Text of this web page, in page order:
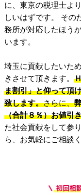
に、東京の税理士よ
しいはずです。 その
務所が対応したほう
います。
埼玉に貢献したいた
きさせて頂きます。
ま割引」と仰って頂
致します。さらに、
（合計８％）お値引
た社会貢献をして参
ら、お気軽にご相談